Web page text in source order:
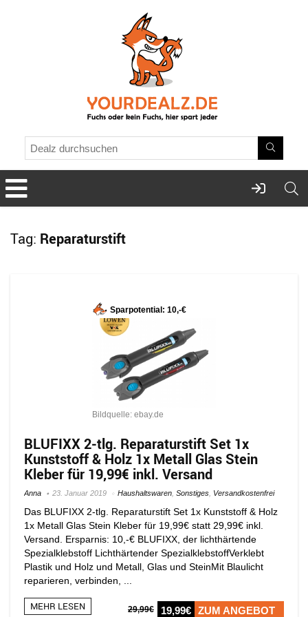
Tag: Reparaturstift
Sparpotential: 10,-€
Bildquelle: ebay.de
BLUFIXX 2-tlg. Reparaturstift Set 1x
Kunststoff & Holz 1x Metall Glas Stein
Kleber für 19,99€ inkl. Versand
Anna 23. Januar 2019 Haushaltswaren Sonstiges Versandkostenfrei
Das BLUFIXX 2-tlg. Reparaturstift Set 1x Kunststoff & Holz
1x Metall Glas Stein Kleber für 19,99€ statt 29,99€ inkl.
Versand. Ersparnis: 10,-€ BLUFIXX, der lichthärtende
Spezialklebstoff Lichthärtender SpezialklebstoffVerklebt
Plastik und Holz und Metall, Glas und SteinMit Blaulicht
reparieren, verbinden, ...
MEHR LESEN 29,99€ 19,99€ ZUM ANGEBOT